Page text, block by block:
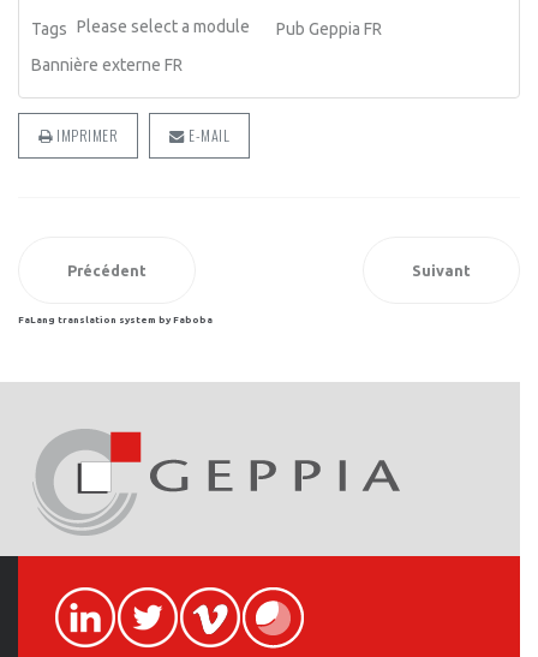
Tags Please select a module
Pub Geppia FR
Bannière externe FR
IMPRIMER E-MAIL
Précédent Suivant
FaLang translation system by Faboba